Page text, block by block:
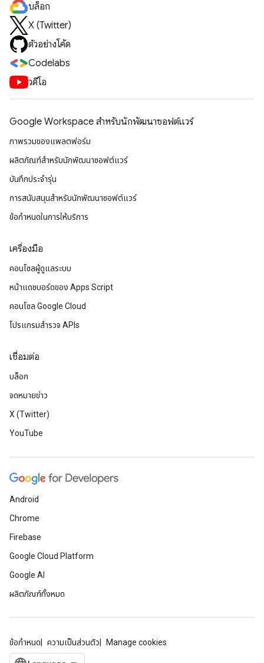
บล็อก
X (Twitter)
ตัวอย่างโค้ด
Codelabs
วิดีโอ
Google Workspace สําหรับนักพัฒนาซอฟต์แวร์
ภาพรวมของแพลตฟอร์ม
ผลิตภัณฑ์สําหรับนักพัฒนาซอฟต์แวร์
บันทึกประจำรุ่น
การสนับสนุนสำหรับนักพัฒนาซอฟต์แวร์
ข้อกำหนดในการให้บริการ
เครื่องมือ
คอนโซลผู้ดูแลระบบ
หน้าแดชบอร์ดของ Apps Script
คอนโซล Google Cloud
โปรแกรมสำรวจ APIs
เชื่อมต่อ
บล็อก
จดหมายข่าว
X (Twitter)
YouTube
Android
Chrome
Firebase
Google Cloud Platform
Google AI
ผลิตภัณฑ์ทั้งหมด
ข้อกำหนด ความเป็นส่วนตัว Manage cookies